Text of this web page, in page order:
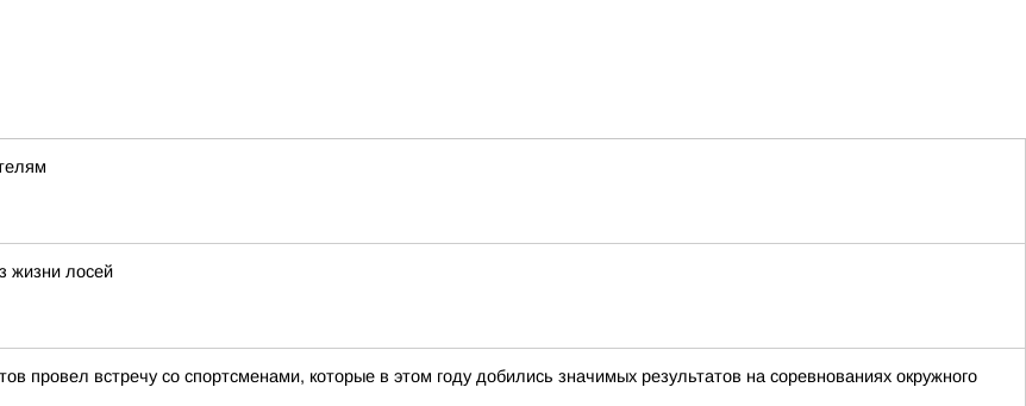
жизни лосей
провел встречу со спортсменами, которые в этом году добились значимых результатов на соревнованиях окружного